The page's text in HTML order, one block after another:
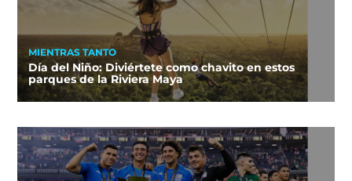
MIENTRAS TANTO
Día del Niño: Diviértete como chavito en estos
parques de la Riviera Maya